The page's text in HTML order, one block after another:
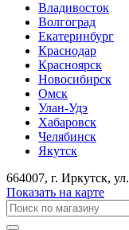
Владивосток
Волгоград
Екатеринбург
Краснодар
Красноярск
Новосибирск
Омск
Улан-Удэ
Хабаровск
Челябинск
Якутск
664007, г. Иркутск, ул.
Показать на карте